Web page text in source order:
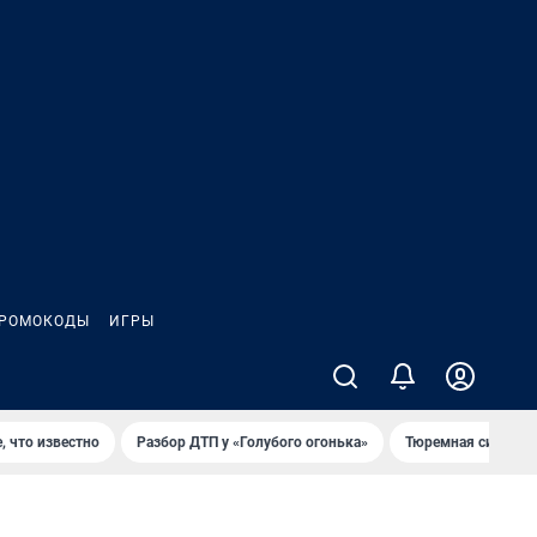
ИГРЫ
что известно Разбор ДТП у «Голубого огонька» Тюремная